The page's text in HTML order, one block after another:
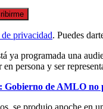
privacidad. Puedes
ya programada una
persona y ser
Gobierno de AMLO no